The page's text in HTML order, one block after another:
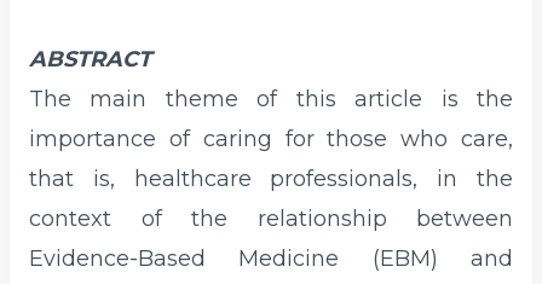
ABSTRACT
The main theme of this article is the
importance of caring for those who care,
that is, healthcare professionals, in the
context of the relationship between
Evidence-Based Medicine (EBM) and